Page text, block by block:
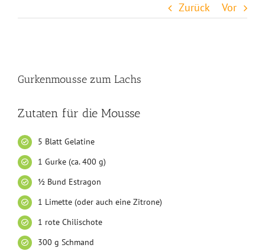
Zurück Vor
grösseres
Gurkenmousse zum Lachs
Zutaten für die Mousse
5 Blatt Gelatine
1 Gurke (ca. 400 g)
½ Bund Estragon
1 Limette (oder auch eine Zitrone)
1 rote Chilischote
300 g Schmand